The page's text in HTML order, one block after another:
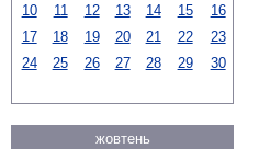
10
11 12 13 14 15
16
17
18 19 20 21 22
23
24
25 26 27 28 29 30
жовтень